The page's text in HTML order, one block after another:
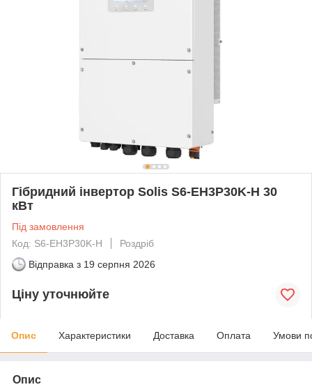
Гібридний інвертор Solis S6-EH3P30K-H 30
кВт
Під замовлення
Код: S6-EH3P30K-H
Роздріб
Відправка з 19 серпня 2026
Ціну уточнюйте
Опис Характеристики Доставка Оплата Умови
Опис